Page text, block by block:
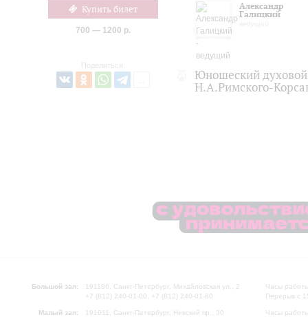
Купить билет
700 — 1200 р.
Поделиться:
Александр
Галицкий
Юношеский духовой
Н.А.Римского-
Большой зал:
191186, Санкт-Петербург, Михайловская ул., 2
+7 (812) 240-01-00, +7 (812) 240-01-80
Малый зал:
191011, Санкт-Петербург, Невский пр., 30
Часы
Перерыв с
Часы